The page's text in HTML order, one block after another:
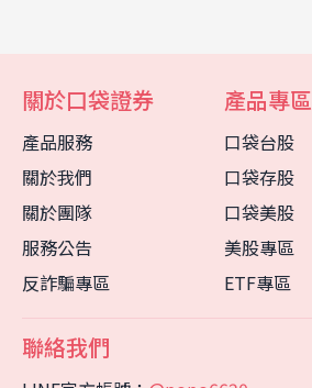
關於口袋證券
產品服務
關於我們
關於團隊
服務公告
反詐騙專區
產品專區
口袋台股
口袋存股
口袋美股
美股專區
ETF專區
聯絡我們